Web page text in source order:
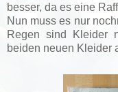
besser, da es eine
Nun muss es nur
Regen sind Kleider
beiden neuen Kleider